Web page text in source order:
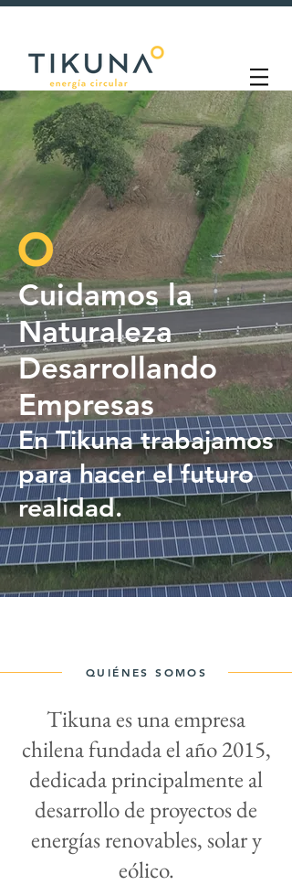
Cuidamos la
Naturaleza
Desarrollando
Empresas
En Tikuna trabajamos
para hacer el futuro
realidad.
QUIÉNESSOMOS
Tikuna es una empresa
chilena fundada el año 2015,
dedicada principalmente al
desarrollo de proyectos de
energías renovables, solar y
eólico.